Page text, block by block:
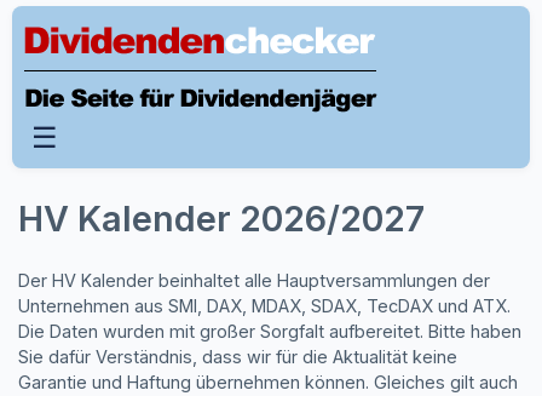
☰
HV Kalender 2026/2027
Der HV Kalender beinhaltet alle Hauptversammlungen der
Unternehmen aus SMI, DAX, MDAX, SDAX, TecDAX und ATX.
Die Daten wurden mit großer Sorgfalt aufbereitet. Bitte haben
Sie dafür Verständnis, dass wir für die Aktualität keine
Garantie und Haftung übernehmen können. Gleiches gilt auch